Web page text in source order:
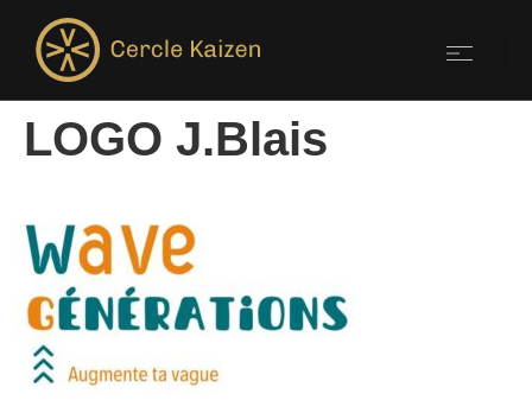
LOGO J.Blais